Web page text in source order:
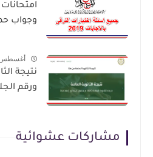
وجواب
أغسطس 5,
نتيجة
ورقم
مشاركات عشوائية